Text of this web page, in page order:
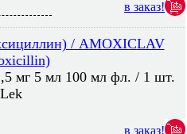
в заказ!
/ AMOXICLAV
мг 5 мл 100 мл фл. / 1 шт.
Lek
в заказ!